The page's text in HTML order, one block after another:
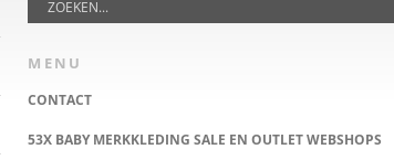
MENU
CONTACT
53X BABY MERKKLEDING SALE EN OUTLET WEBSHOPS